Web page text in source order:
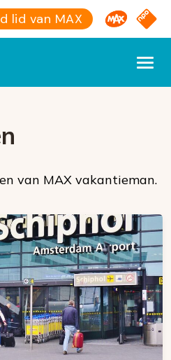
lid van MAX Omroep
NPO
van MAX vakantieman.